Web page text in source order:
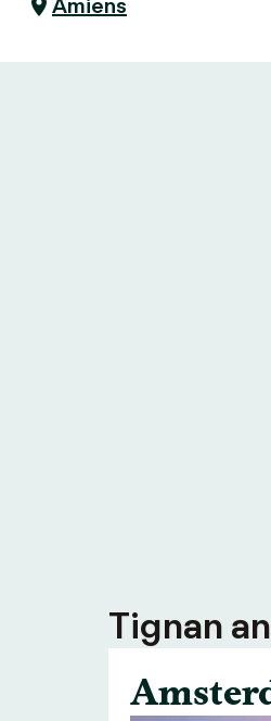
Amiens
Tignan